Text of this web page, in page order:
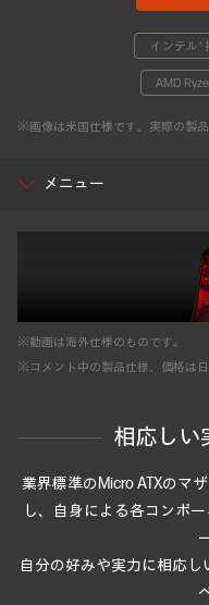
インテル®
AMD
※画像は米国仕様です。実際の製品
メニュー
※動画は海外仕様のものです。
※コメント中の製品仕様、価格は
相応しい
業界標準のMicro ATXのマ
し、
自身による各コンポ
自分の好みや実力に相応し